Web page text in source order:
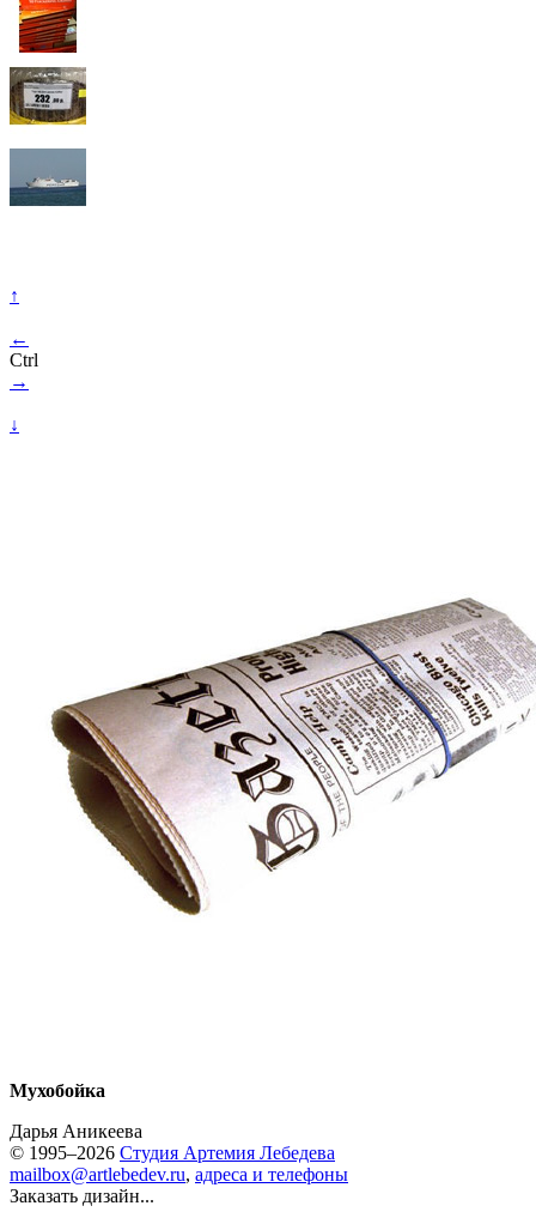
↑
←
Ctrl
→
↓
Мухобойка
Дарья Аникеева
© 1995–2026 Студия Артемия Лебедева
mailbox@artlebedev.ru, адреса и телефоны
Заказать дизайн...